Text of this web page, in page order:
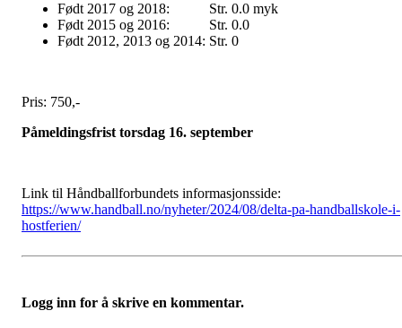
Født 2017 og 2018: Str. 0.0 myk
Født 2015 og 2016: Str. 0.0
Født 2012, 2013 og 2014: Str. 0
Pris: 750,-
Påmeldingsfrist torsdag 16. september
Link til Håndballforbundets informasjonsside:
https://www.handball.no/nyheter/2024/08/delta-pa-handballskole-i-
hostferien/
Logg inn for å skrive en kommentar.